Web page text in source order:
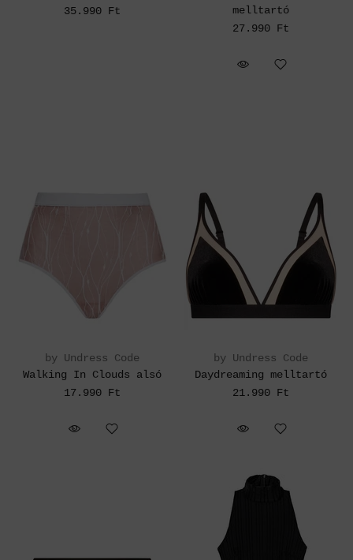
35.990 Ft
melltartó
27.990 Ft
by Undress Code
Walking In Clouds alsó
17.990 Ft
by Undress Code
Daydreaming melltartó
21.990 Ft